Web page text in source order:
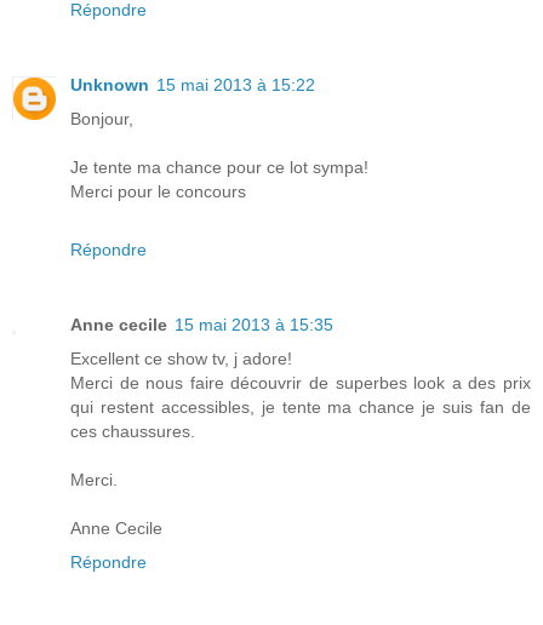
Répondre
Unknown 15 mai 2013 à 15:22
Bonjour,
Je tente ma chance pour ce lot sympa!
Merci pour le concours
Répondre
Anne cecile 15 mai 2013 à 15:35
Excellent ce show tv, j adore!
Merci de nous faire découvrir de superbes look a des prix
qui restent accessibles, je tente ma chance je suis fan de
ces chaussures.
Merci.
Anne Cecile
Répondre